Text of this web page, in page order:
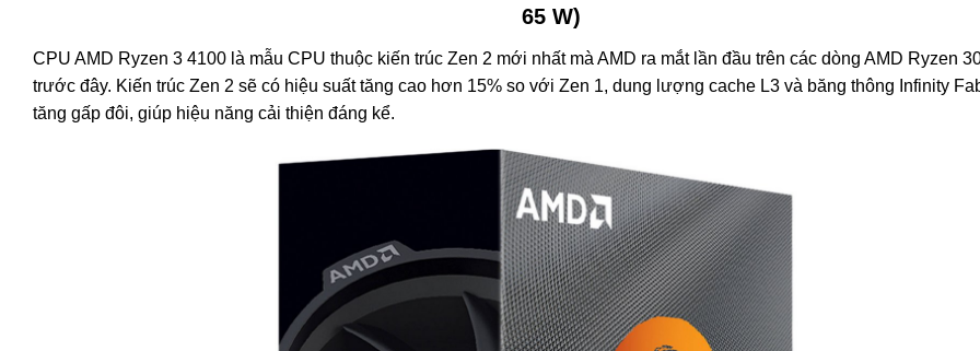
65 W)
CPU AMD Ryzen 3 4100 là mẫu CPU thuộc kiến trúc Zen 2 mới nhất mà AMD ra mắt lần đầu trên các dòng AMD Ryzen
trước đây. Kiến trúc Zen 2 sẽ có hiệu suất tăng cao hơn 15% so với Zen 1, dung lượng cache L3 và băng thông Infinity
tăng gấp đôi, giúp hiệu năng cải thiện đáng kể.